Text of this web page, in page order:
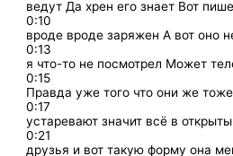
ведут Да хрен его знает Вот
0:10
вроде вроде заряжен А вот оно
0:13
я что-то не посмотрел Может
0:15
Правда уже того что они же тоже
0:17
устаревают значит всё в
0:21
друзья и вот такую форму она